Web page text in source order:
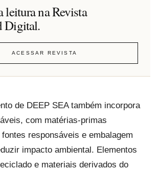
leitura na Revista
Digital.
ACESSAR REVISTA
de DEEP SEA também incorpora
com matérias-primas
responsáveis e embalagem
impacto ambiental. Elementos
e materiais derivados do